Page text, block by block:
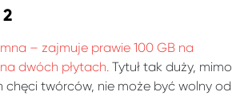
2
– zajmuje prawie 100 GB na
dwóch płytach. Tytuł tak duży, mimo
chęci twórców, nie może być wolny od